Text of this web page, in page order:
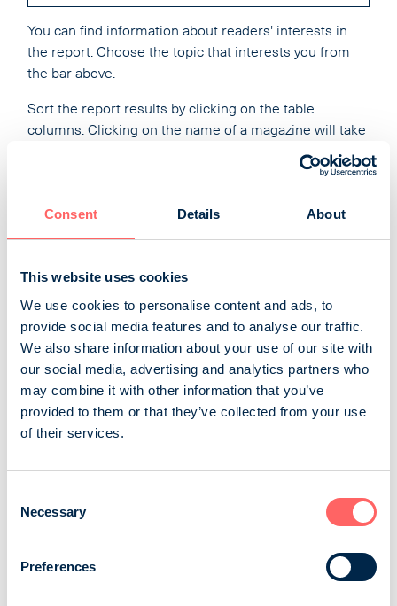
Consent Details About
This website uses cookies
We use cookies to personalise content and ads, to
provide social media features and to analyse our traffic.
We also share information about your use of our site with
our social media, advertising and analytics partners who
may combine it with other information that you’ve
provided to them or that they’ve collected from your use
of their services.
Selection
Necessary
Preferences
You can find information about readers' interests in
the report. Choose the topic that interests you from
the bar above.
Sort the report results by clicking on the table
columns. Clicking on the name of a magazine will take
You can add magazines that interest you to the
comparison by selecting the checkbox next to the
Copy Print Download Excel
Hae taulukosta
Magazines Readers amount
Antiikki & Design